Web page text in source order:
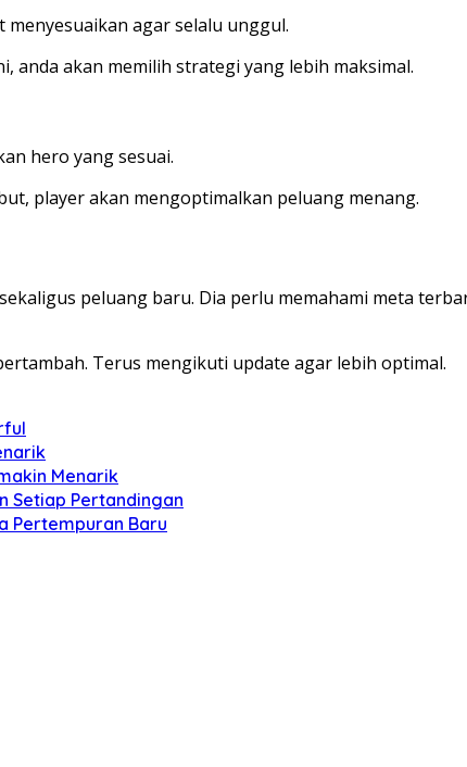
agar selalu unggul.
anda akan memilih strategi yang lebih maksimal.
hero yang sesuai.
player akan mengoptimalkan peluang menang.
peluang baru. Dia perlu memahami meta
Terus mengikuti update agar lebih optimal.
Menarik
Setiap Pertandingan
Pertempuran Baru